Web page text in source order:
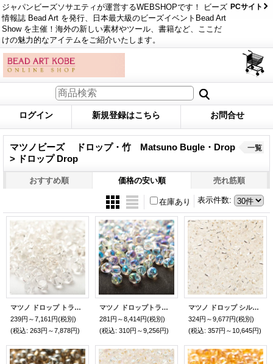
ジャパンビーズソサエティが運営するWEBSHOPです！ ビーズ
情報誌 Bead Art を発行、日本最大級のビーズイベントBead Art
Show を主催！海外の新しい素材やツール、書籍など、ここだ
けの魅力的なアイテムをご紹介いたします。
PCサイト
ログイン 新規登録はこちら お問合せ
マツノビーズ ドロップ・竹 Matsuno Bugle・Drop
> ドロップ Drop
一覧
おすすめ順 価格の安い順 売れ筋順
表示件数:
在庫あり
マツノ ドロップ トランスペアレント
239円～7,161円(税別)
(税込: 263円～7,878円)
マツノ ドロップトランスペアレントRB
281円～8,414円(税別)
(税込: 310円～9,256円)
マツノ ドロップ シルバーライン
324円～9,677円(税別)
(税込: 357円～10,645円)